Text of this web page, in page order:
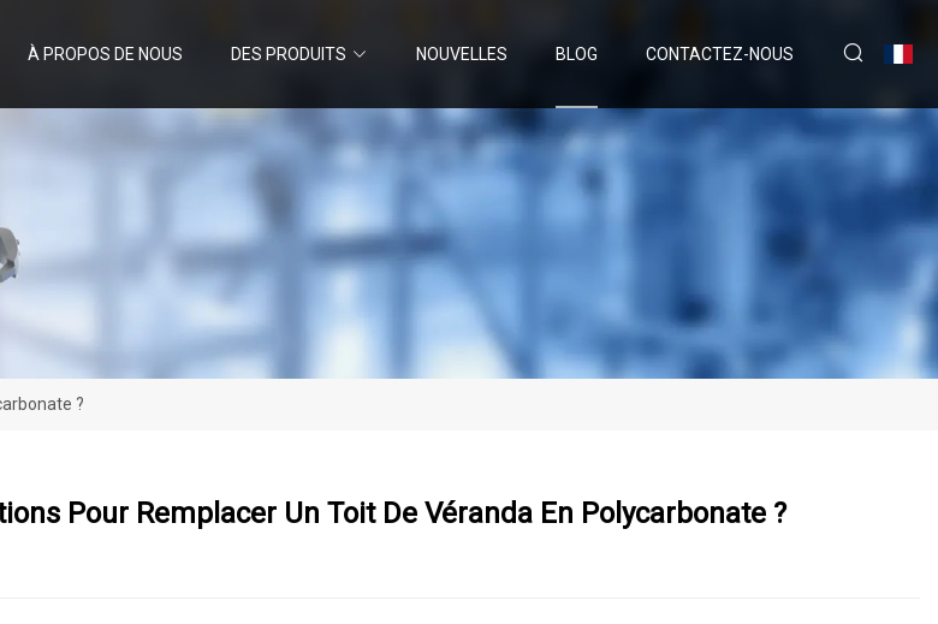
À PROPOS DE NOUS DES PRODUITS NOUVELLES BLOG CONTACTEZ-NOUS
?
Pour Remplacer Un Toit De Véranda En Polycarbonate ?